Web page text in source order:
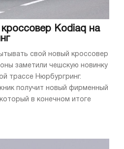
Kodiaq на
свой новый кроссовер
заметили чешскую новинку
трассе Нюрбургринг.
получит новый фирменный
в конечном итоге